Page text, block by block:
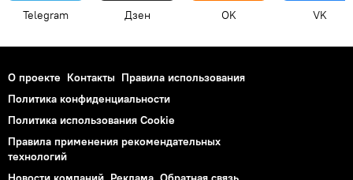
Telegram Дзен OK VK
О проекте Контакты Правила использования
Политика конфиденциальности
Политика использования Cookie
Правила применения рекомендательных
технологий